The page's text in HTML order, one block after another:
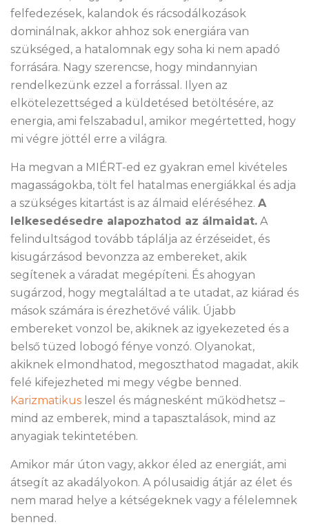
felfedezések, kalandok és rácsodálkozások
dominálnak, akkor ahhoz sok energiára van
szükséged, a hatalomnak egy soha ki nem apadó
forrására. Nagy szerencse, hogy mindannyian
rendelkezünk ezzel a forrással. Ilyen az
elkötelezettséged a küldetésed betöltésére, az
energia, ami felszabadul, amikor megértetted, hogy
mi végre jöttél erre a világra.
Ha megvan a MIÉRT-ed ez gyakran emel kivételes
magasságokba, tölt fel hatalmas energiákkal és adja
a szükséges kitartást is az álmaid eléréséhez. A
lelkesedésedre alapozhatod az álmaidat. A
felindultságod tovább táplálja az érzéseidet, és
kisugárzásod bevonzza az embereket, akik
segítenek a váradat megépíteni. És ahogyan
sugárzod, hogy megtaláltad a te utadat, az kiárad és
mások számára is érezhetővé válik. Újabb
embereket vonzol be, akiknek az igyekezeted és a
belső tüzed lobogó fénye vonzó. Olyanokat,
akiknek elmondhatod, megoszthatod magadat, akik
felé kifejezheted mi megy végbe benned.
Karizmatikus leszel és mágnesként működhetsz –
mind az emberek, mind a tapasztalások, mind az
anyagiak tekintetében.
Amikor már úton vagy, akkor éled az energiát, ami
átsegít az akadályokon. A pólusaidig átjár az élet és
nem marad helye a kétségeknek vagy a félelemnek
benned.